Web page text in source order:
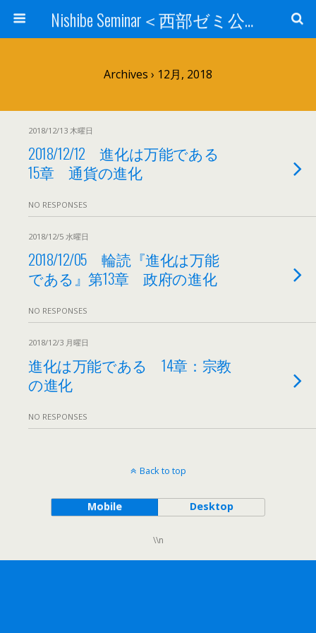
Nishibe Seminar＜西部ゼミ公式サイト＞
Archives › 12月, 2018
2018/12/13 木曜日
2018/12/12 進化は万能である
15章 通貨の進化
NO RESPONSES
2018/12/5 水曜日
2018/12/05 輪読『進化は万能
である』第13章 政府の進化
NO RESPONSES
2018/12/3 月曜日
進化は万能である 14章：宗教
の進化
NO RESPONSES
Back to top
Mobile Desktop
\\n